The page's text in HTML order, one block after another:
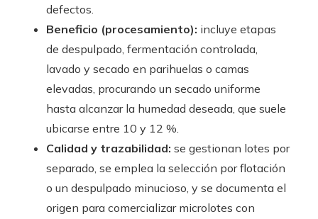
defectos.
Beneficio (procesamiento): incluye etapas
de despulpado, fermentación controlada,
lavado y secado en parihuelas o camas
elevadas, procurando un secado uniforme
hasta alcanzar la humedad deseada, que suele
ubicarse entre 10 y 12 %.
Calidad y trazabilidad: se gestionan lotes por
separado, se emplea la selección por flotación
o un despulpado minucioso, y se documenta el
origen para comercializar microlotes con